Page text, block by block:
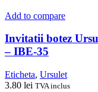
Add to compare
Invitatii botez
– IBE-35
Eticheta, Ursulet
3.80 lei TVA inclus